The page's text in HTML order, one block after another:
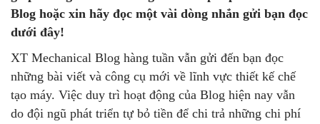
Blog hoặc xin hãy đọc một vài dòng nhắn gửi bạn đọc
dưới đây!
XT Mechanical Blog hàng tuần vẫn gửi đến bạn đọc
những bài viết và công cụ mới về lĩnh vực thiết kế chế
tạo máy. Việc duy trì hoạt động của Blog hiện nay vẫn
do đội ngũ phát triển tự bỏ tiền để chi trả những chi phí